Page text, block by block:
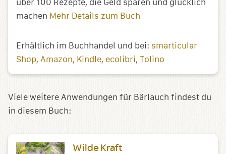
über 100 Rezepte, die Geld sparen und glücklich
machen Mehr Details zum Buch
Erhältlich im Buchhandel und bei: smarticular
Shop Amazon Kindle ecolibri Tolino
Viele weitere Anwendungen für Bärlauch findest du
in diesem Buch:
Wilde Kraft